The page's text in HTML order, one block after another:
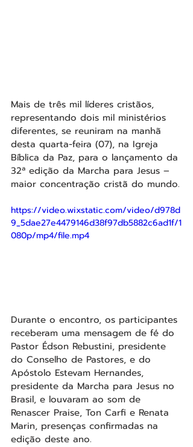
Mais de três mil líderes cristãos,
representando dois mil ministérios
diferentes, se reuniram na manhã
desta quarta-feira (07), na Igreja
Bíblica da Paz, para o lançamento da
32ª edição da Marcha para Jesus –
maior concentração cristã do mundo.
https://video.wixstatic.com/video/d978d
9_5dae27e4479146d38f97db5882c6ad1f/1
080p/mp4/file.mp4
Durante o encontro, os participantes
receberam uma mensagem de fé do
Pastor Édson Rebustini, presidente
do Conselho de Pastores, e do
Apóstolo Estevam Hernandes,
presidente da Marcha para Jesus no
Brasil, e louvaram ao som de
Renascer Praise, Ton Carfi e Renata
Marin, presenças confirmadas na
edição deste ano.